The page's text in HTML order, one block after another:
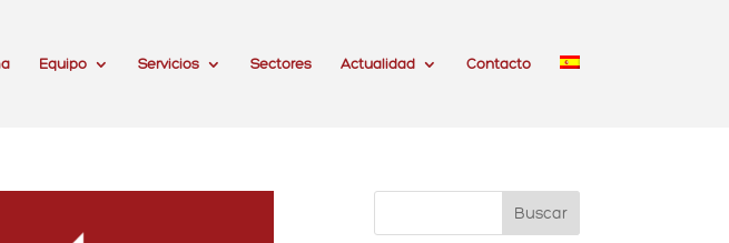
Equipo Servicios Sectores Actualidad Contacto